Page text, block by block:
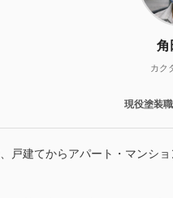
角
カク
現役塗装
戸建てからアパート・マンシ